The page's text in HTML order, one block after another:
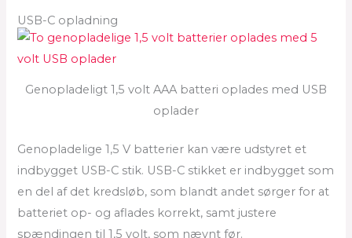
USB-C opladning
Genopladeligt 1,5 volt AAA batteri oplades med USB
oplader
Genopladelige 1,5 V batterier kan være udstyret et
indbygget USB-C stik. USB-C stikket er indbygget som
en del af det kredsløb, som blandt andet sørger for at
batteriet op- og aflades korrekt, samt justere
spændingen til 1,5 volt, som nævnt før.